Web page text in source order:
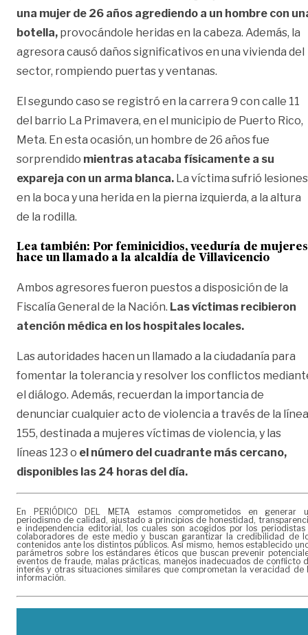
una mujer de 26 años agrediendo a un hombre con
botella, provocándole heridas en la cabeza. Además, la
agresora causó daños significativos en una vivienda del
sector, rompiendo puertas y ventanas.
El segundo caso se registró en la carrera 9 con calle 11
del barrio La Primavera, en el municipio de Puerto Rico,
Meta. En esta ocasión, un hombre de 26 años fue
sorprendido mientras atacaba físicamente a su
expareja con un arma blanca. La víctima sufrió lesiones
en la boca y una herida en la pierna izquierda, a la altura
de la rodilla.
Lea también: Por feminicidios, veeduría de mujeres
hace un llamado a la alcaldía de Villavicencio
Ambos agresores fueron puestos a disposición de la
Fiscalía General de la Nación. Las víctimas recibieron
atención médica en los hospitales locales.
Las autoridades hacen un llamado a la ciudadanía para
fomentar la tolerancia y resolver los conflictos
el diálogo. Además, recuerdan la importancia de
denunciar cualquier acto de violencia a través de la línea
155, destinada a mujeres víctimas de violencia, y las
líneas 123 o el número del cuadrante más cercano,
disponibles las 24 horas del día.
En PERIÓDICO DEL META estamos comprometidos en generar
periodismo de calidad, ajustado a principios de honestidad,
e independencia editorial, los cuales son acogidos por los periodistas
colaboradores de este medio y buscan garantizar la credibilidad de
contenidos ante los distintos públicos. Así mismo, hemos establecido
parámetros sobre los estándares éticos que buscan prevenir
eventos de fraude, malas prácticas, manejos inadecuados de conflicto
interés y otras situaciones similares que comprometan la veracidad de
información.